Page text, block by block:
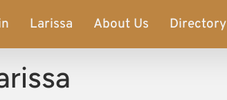
Larissa About Us Directory